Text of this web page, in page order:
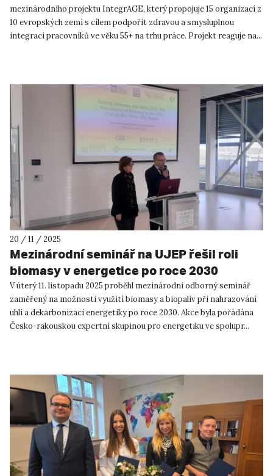
mezinárodního projektu IntegrAGE, který propojuje 15 organizací z
10 evropských zemí s cílem podpořit zdravou a smysluplnou
integraci pracovníků ve věku 55+ na trhu práce. Projekt reaguje na...
20 / 11 / 2025
Mezinárodní seminář na UJEP řešil roli
biomasy v energetice po roce 2030
V úterý 11. listopadu 2025 proběhl mezinárodní odborný seminář
zaměřený na možnosti využití biomasy a biopaliv při nahrazování
uhlí a dekarbonizaci energetiky po roce 2030. Akce byla pořádána
Česko-rakouskou expertní skupinou pro energetiku ve spolupr...